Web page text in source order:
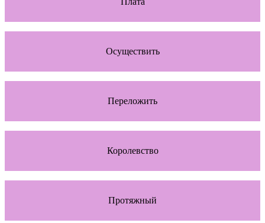
Осуществить
Переложить
Королевство
Протяжный